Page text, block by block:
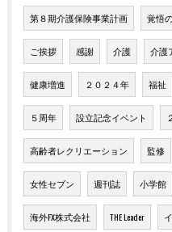
第８期介護保険事業計画 覚悟
ご挨拶 感謝 介護 介護
健康増進 ２０２４年 福祉
５周年 設立記念イベント
高齢者レクリエーション 監修
女性セブン 週刊誌 小学館
海外FX株式会社 THE Leader